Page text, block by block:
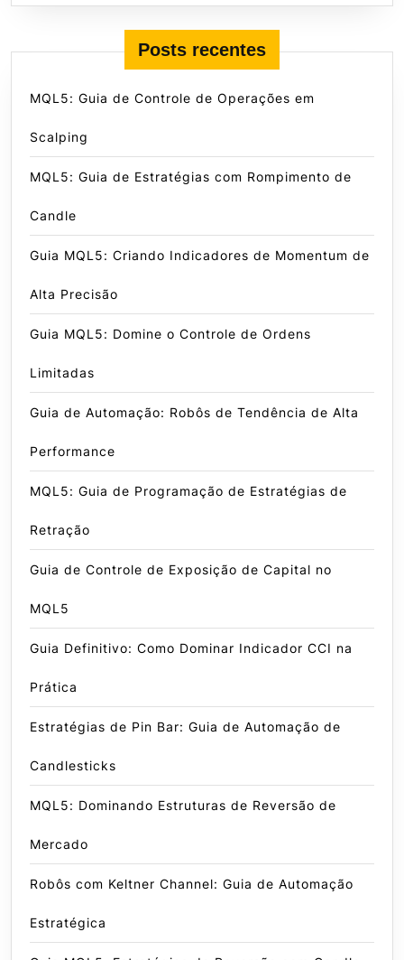
Posts recentes
MQL5: Guia de Controle de Operações em
Scalping
MQL5: Guia de Estratégias com Rompimento de
Candle
Guia MQL5: Criando Indicadores de Momentum de
Alta Precisão
Guia MQL5: Domine o Controle de Ordens
Limitadas
Guia de Automação: Robôs de Tendência de Alta
Performance
MQL5: Guia de Programação de Estratégias de
Retração
Guia de Controle de Exposição de Capital no
MQL5
Guia Definitivo: Como Dominar Indicador CCI na
Prática
Estratégias de Pin Bar: Guia de Automação de
Candlesticks
MQL5: Dominando Estruturas de Reversão de
Mercado
Robôs com Keltner Channel: Guia de Automação
Estratégica